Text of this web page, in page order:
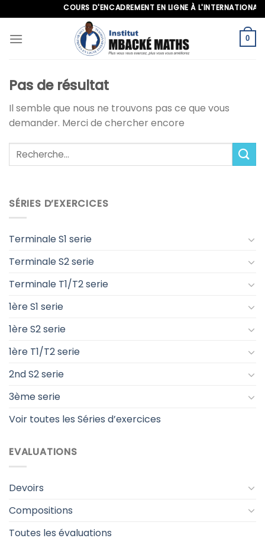
to
content
COURS D'ENCADREMENT EN LIGNE À L'INTERNATIONAL,
0
SÉRIES D’EXERCICES
Terminale S1 serie
Terminale S2 serie
Terminale T1/T2 serie
1ère S1 serie
1ère S2 serie
1ère T1/T2 serie
2nd S2 serie
3ème serie
Voir toutes les Séries d’exercices
EVALUATIONS
Devoirs
Compositions
Toutes les évaluations
Pas de résultat
Il semble que nous ne trouvons pas ce que vous
demander. Merci de chercher encore